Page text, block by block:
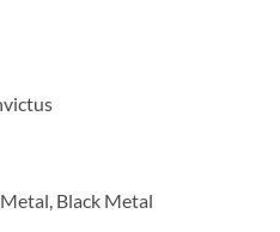
Black Metal